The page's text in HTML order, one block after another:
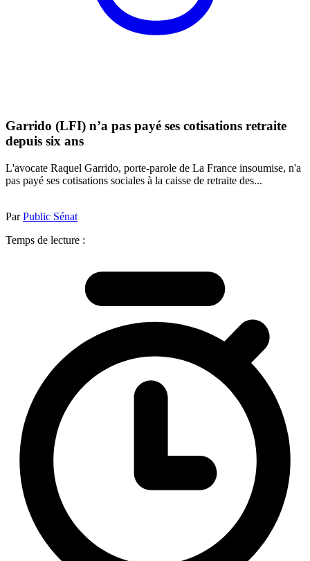
Garrido (LFI) n’a pas payé ses cotisations retraite
depuis six ans
L'avocate Raquel Garrido, porte-parole de La France insoumise, n'a
pas payé ses cotisations sociales à la caisse de retraite des...
ParPublic Sénat
Temps de lecture :